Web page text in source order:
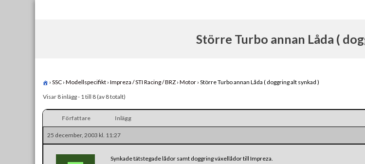
Större Turbo annan Låda (
› SSC › Modellspecifikt › Impreza / STI Racing / BRZ › Motor › Större Turbo annan Låda ( doggring alt synkad )
Visar 8 inlägg - 1 till 8 (av 8 totalt)
Författare Inlägg
25 december, 2003 kl. 11:27
Synkade tätstegade lådor samt doggring växellådor till Impreza.